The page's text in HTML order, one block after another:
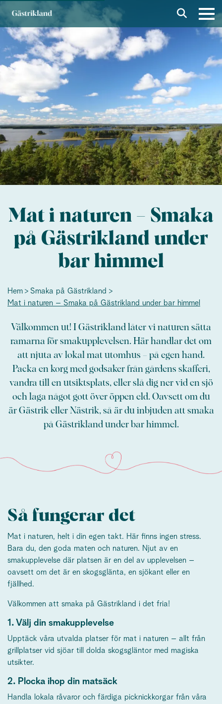
Mat i naturen – Smaka
på Gästrikland under
bar himmel
Hem
Smaka på Gästrikland
Mat i naturen – Smaka på Gästrikland under bar himmel
Välkommen ut! I Gästrikland låter vi naturen sätta
ramarna för smakupplevelsen. Här handlar det om
att njuta av lokal mat utomhus – på egen hand.
Packa en korg med godsaker från gårdens skafferi,
vandra till en utsiktsplats, eller slå dig ner vid en sjö
och laga något gott över öppen eld. Oavsett om du
är Gästrik eller Nästrik, så är du inbjuden att smaka
på Gästrikland under bar himmel.
Så fungerar det
Mat i naturen, helt i din egen takt. Här finns ingen stress.
Bara du, den goda maten och naturen. Njut av en
smakupplevelse där platsen är en del av upplevelsen –
oavsett om det är en skogsglänta, en sjökant eller en
fjällhed.
Välkommen att smaka på Gästrikland i det fria!
1. Välj din smakupplevelse
Upptäck våra utvalda platser för mat i naturen – allt från
grillplatser vid sjöar till dolda skogsgläntor med magiska
utsikter.
2. Plocka ihop din matsäck
Handla lokala råvaror och färdiga picknickkorgar från våra